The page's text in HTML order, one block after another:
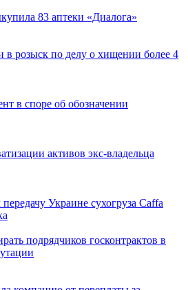
83 аптеки «Диалога»
в розыск по делу о хищении более 4
в споре об обозначении
активов экс-владельца
Украине сухогруза Caffa
подрядчиков госконтрактов в